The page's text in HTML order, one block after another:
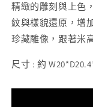
戰
衣
款
量
減
戰
衣
款
量
增
精緻的雕刻與上色
紋與樣貌還原，增
珍藏雕像，跟著米
尺寸 : 約